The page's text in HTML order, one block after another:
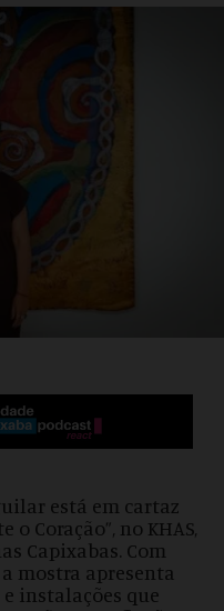
está em cartaz
o Coração”, no KHAS,
Capixabas. Com
mostra apresenta
instalações que